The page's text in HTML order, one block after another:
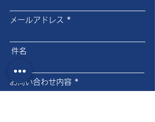
メールアドレス
件名
お問い合わせ内容